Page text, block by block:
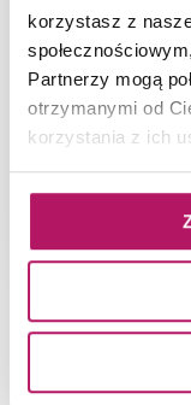
korzystasz z
Partnerzy mogą
otrzymanymi od
korzystania z ich
czarny/
2
-1% od 2 383,70